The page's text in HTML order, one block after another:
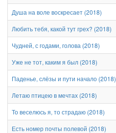
Душа на воле воскресает (2018)
Любить тебя, какой тут грех? (2018)
Чудней, с годами, голова (2018)
Уже не тот, каким я был (2018)
Паденье, слёзы и пути начало (2018)
Летаю птицею в мечтах (2018)
То веселюсь я, то страдаю (2018)
Есть номер почты полевой (2018)